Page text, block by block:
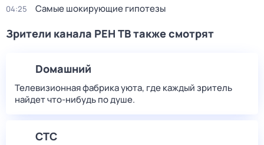
04:25 Самые шoкиpующие гипотезы
Зрители канала РЕН ТВ также смотрят
Dомашний
Телевизионная фабрика уюта, где каждый зритель
найдет что‑нибудь по душе.
СТС